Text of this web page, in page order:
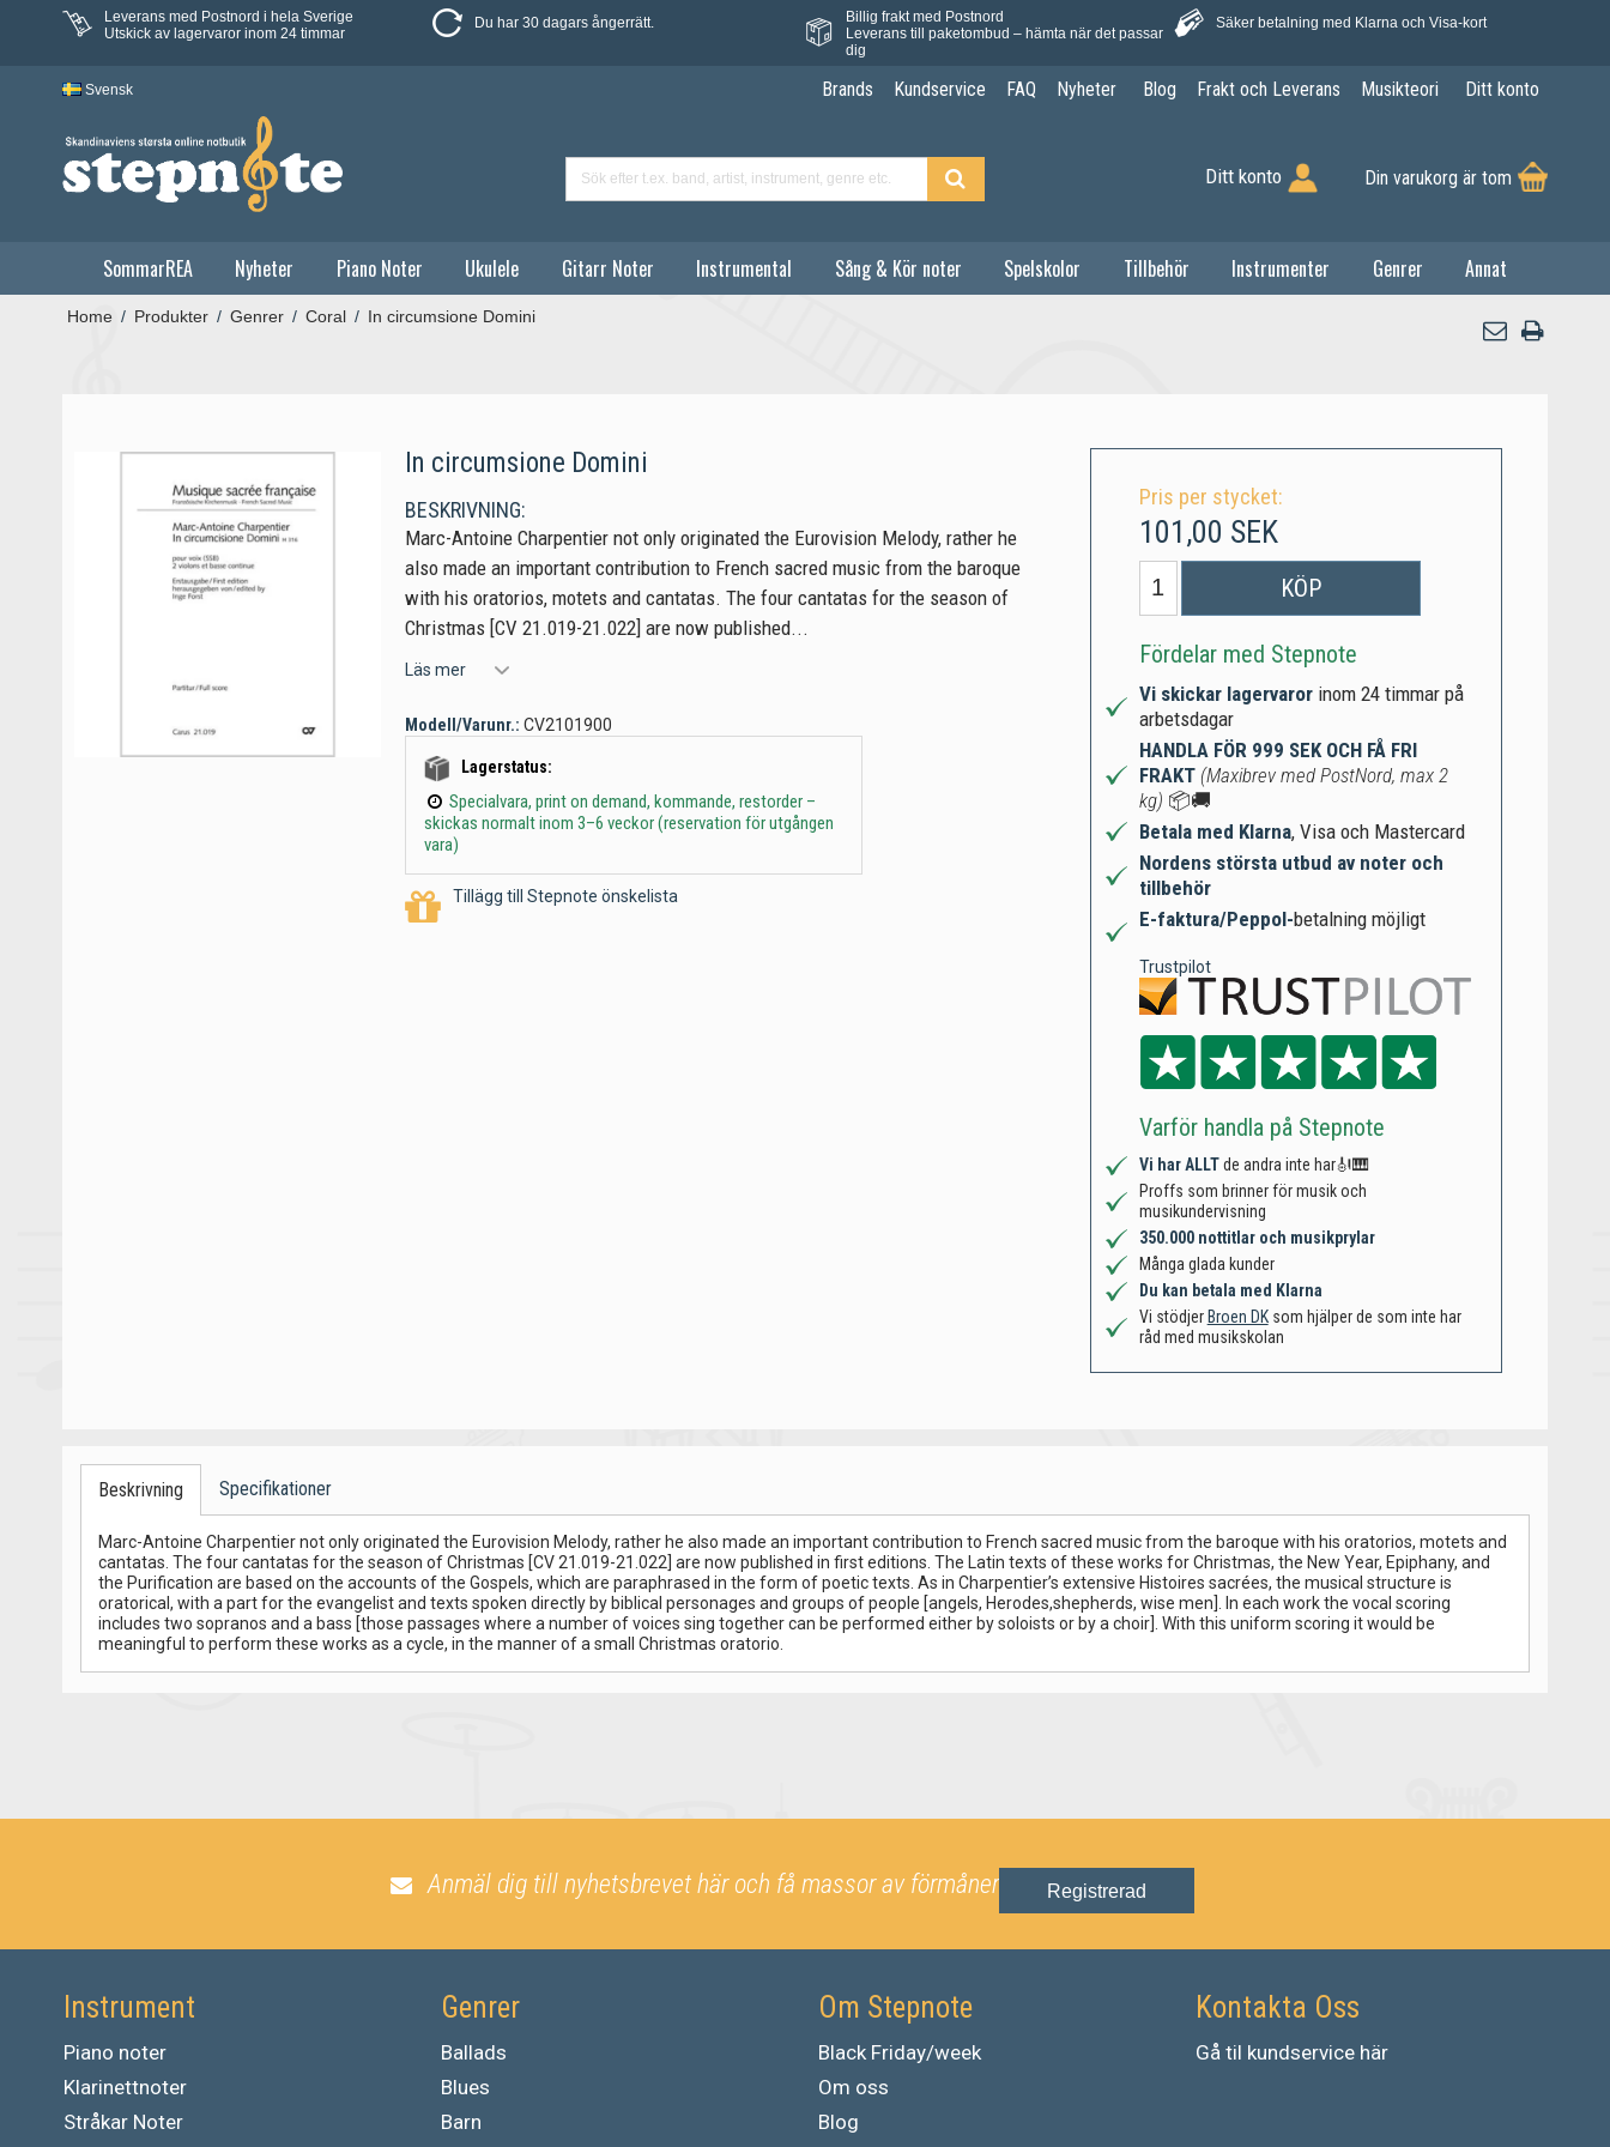
Leverans med Postnord i hela Sverige
Utskick av lagervaror inom 24 timmar
Du har 30 dagars ångerrätt.
Billig frakt med Postnord
Leverans till paketombud – hämta när det passar
dig
Säker betalning med Klarna och Visa-kort
Svensk Brands Kundservice FAQ Nyheter Blog Frakt och Leverans Musikteori Ditt konto
Ditt konto Din varukorg är tom
SommarREA Nyheter Piano Noter Ukulele Gitarr Noter Instrumental Sång & Kör noter Spelskolor Tillbehör Instrumenter Genrer Annat
Home / Produkter / Genrer / Coral / In circumsione Domini
In circumsione Domini
BESKRIVNING:
Marc-Antoine Charpentier not only originated the Eurovision Melody, rather he
also made an important contribution to French sacred music from the baroque
with his oratorios, motets and cantatas. The four cantatas for the season of
Christmas [CV 21.019-21.022] are now published...
Läs mer
Modell/Varunr.: CV2101900
Lagerstatus:
Specialvara, print on demand, kommande, restorder –
skickas normalt inom 3–6 veckor (reservation för utgången
vara)
Tillägg till Stepnote önskelista
Pris per stycket:
101,00 SEK
KÖP
Fördelar med Stepnote
Vi skickar lagervaror inom 24 timmar på
arbetsdagar
HANDLA FÖR 999 SEK OCH FÅ FRI
FRAKT (Maxibrev med PostNord, max 2
kg) 📦🚚
Betala med Klarna, Visa och Mastercard
Nordens största utbud av noter och
tillbehör
E-faktura/Peppol-betalning möjligt
Trustpilot
Varför handla på Stepnote
Vi har ALLTde andra inte har🎻🎹
Proffs som brinner för musik och
musikundervisning
350.000 nottitlar och musikprylar
Många glada kunder
Du kan betala med Klarna
Vi stödjer Broen DKsom hjälper de som inte har
råd med musikskolan
Beskrivning Specifikationer
Marc-Antoine Charpentier not only originated the Eurovision Melody, rather he also made an important contribution to French sacred music from the baroque with his oratorios, motets and
cantatas. The four cantatas for the season of Christmas [CV 21.019-21.022] are now published in first editions. The Latin texts of these works for Christmas, the New Year, Epiphany, and
the Purification are based on the accounts of the Gospels, which are paraphrased in the form of poetic texts. As in Charpentier’s extensive Histoires sacrées, the musical structure is
oratorical, with a part for the evangelist and texts spoken directly by biblical personages and groups of people [angels, Herodes,shepherds, wise men]. In each work the vocal scoring
includes two sopranos and a bass [those passages where a number of voices sing together can be performed either by soloists or by a choir]. With this uniform scoring it would be
meaningful to perform these works as a cycle, in the manner of a small Christmas oratorio.
Anmäl dig till nyhetsbrevet här och få massor av förmåner Registrerad
Instrument
Piano noter
Klarinettnoter
Stråkar Noter
Genrer
Ballads
Blues
Barn
Om Stepnote
Black Friday/week
Om oss
Blog
Kontakta Oss
Gå til kundservice här